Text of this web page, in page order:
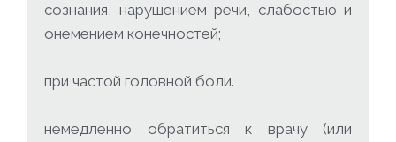
сознания, нарушением речи, слабостью и
онемением конечностей;
при частой головной боли.
немедленно обратиться к врачу (или